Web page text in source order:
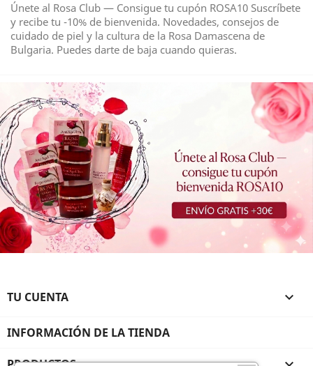
Únete al Rosa Club — Consigue tu cupón ROSA10 Suscríbete
y recibe tu -10% de bienvenida. Novedades, consejos de
cuidado de piel y la cultura de la Rosa Damascena de
Bulgaria. Puedes darte de baja cuando quieras.
TU CUENTA 
INFORMACIÓN DE LA TIENDA